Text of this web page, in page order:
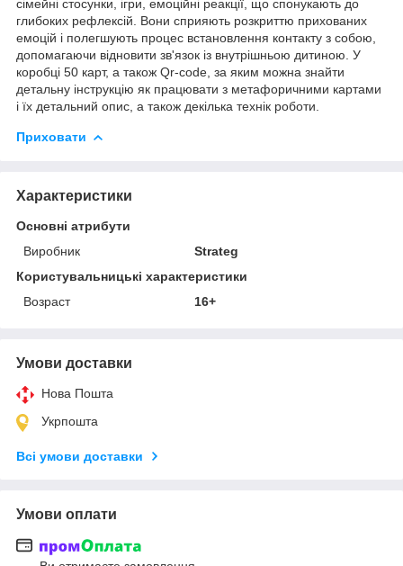
сімейні стосунки, ігри, емоційні реакції, що спонукають до
глибоких рефлексій. Вони сприяють розкриттю прихованих
емоцій і полегшують процес встановлення контакту з собою,
допомагаючи відновити зв'язок із внутрішньою дитиною. У
коробці 50 карт, а також Qr-code, за яким можна знайти
детальну інструкцію як працювати з метафоричними картами
і їх детальний опис, а також декілька технік роботи.
Приховати
Характеристики
Основні атрибути
Виробник
Strateg
Користувальницькі характеристики
Возраст
16+
Умови доставки
Нова Пошта
Укрпошта
Всі умови доставки
Умови оплати